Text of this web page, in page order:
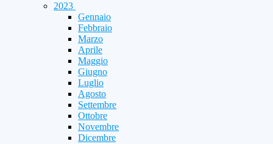
2023
Gennaio
Febbraio
Marzo
Aprile
Maggio
Giugno
Luglio
Agosto
Settembre
Ottobre
Novembre
Dicembre